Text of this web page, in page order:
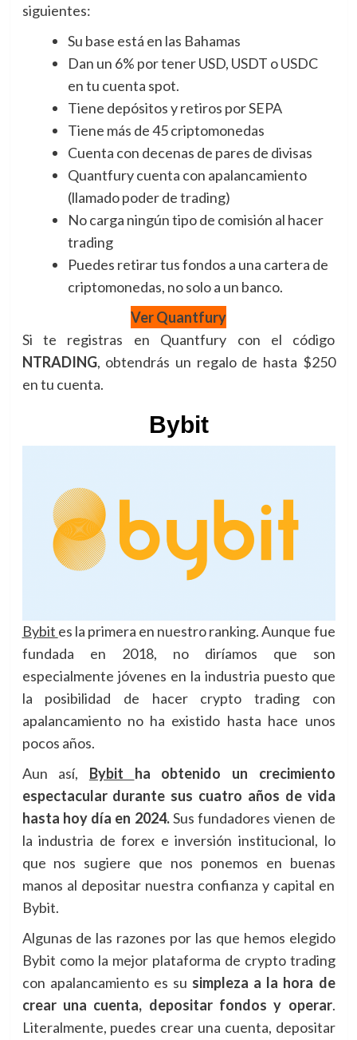
siguientes:
Su base está en las Bahamas
Dan un 6% por tener USD, USDT o USDC
en tu cuenta spot.
Tiene depósitos y retiros por SEPA
Tiene más de 45 criptomonedas
Cuenta con decenas de pares de divisas
Quantfury cuenta con apalancamiento
(llamado poder de trading)
No carga ningún tipo de comisión al hacer
trading
Puedes retirar tus fondos a una cartera de
criptomonedas, no solo a un banco.
Ver Quantfury
Si te registras en Quantfury con el código
NTRADING, obtendrás un regalo de hasta $250
en tu cuenta.
Bybit
Bybit es la primera en nuestro ranking. Aunque fue
fundada en 2018, no diríamos que son
especialmente jóvenes en la industria puesto que
la posibilidad de hacer crypto trading con
apalancamiento no ha existido hasta hace unos
pocos años.
Aun así, Bybit ha obtenido un crecimiento
espectacular durante sus cuatro años de vida
hasta hoy día en 2024.Sus fundadores vienen de
la industria de forex e inversión institucional, lo
que nos sugiere que nos ponemos en buenas
manos al depositar nuestra confianza y capital en
Bybit.
Algunas de las razones por las que hemos elegido
Bybit como la mejor plataforma de crypto trading
con apalancamiento es su simpleza a la hora de
crear una cuenta, depositar fondos y operar.
Literalmente, puedes crear una cuenta, depositar